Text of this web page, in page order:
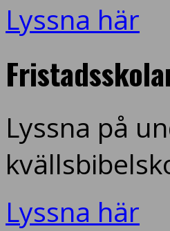
Lyssna här
Lyssna på
Lyssna här